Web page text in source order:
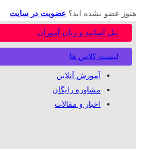
هنوز عضو نشده اید؟ عضویت در سایت
لیست کلاس ها
پنل اساتید و زبان آموزان
آموزش آنلاین
مشاوره رایگان
اخبار و مقالات